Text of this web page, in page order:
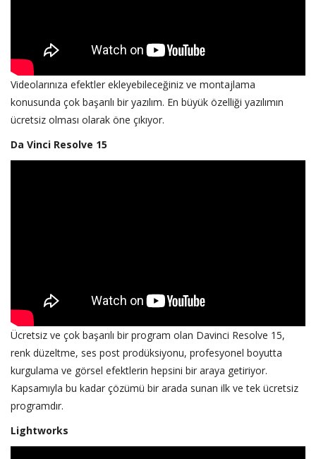
Videolarınıza efektler ekleyebileceğiniz ve montajlama
konusunda çok başarılı bir yazılım. En büyük özelliği yazılımın
ücretsiz olması olarak öne çıkıyor.
Da Vinci Resolve 15
Ücretsiz ve çok başarılı bir program olan Davinci Resolve 15,
renk düzeltme, ses post prodüksiyonu, profesyonel boyutta
kurgulama ve görsel efektlerin hepsini bir araya getiriyor.
Kapsamıyla bu kadar çözümü bir arada sunan ilk ve tek ücretsiz
programdır.
Lightworks